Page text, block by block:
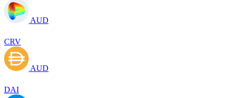
AUD
CRV
AUD
DAI